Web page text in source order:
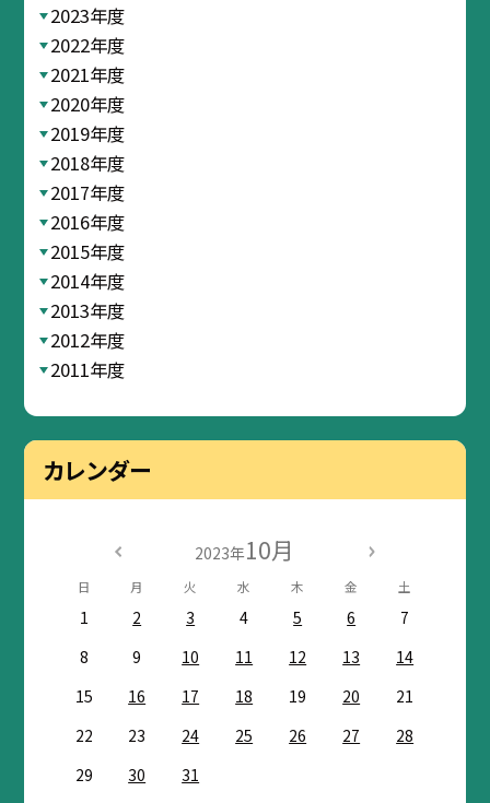
2023年度
2022年度
2021年度
2020年度
2019年度
2018年度
2017年度
2016年度
2015年度
2014年度
2013年度
2012年度
2011年度
カレンダー
2023年10月
日 月 火 水 木 金 土
1 2 3 4 5 6
7
8
9 10 11 12 13
14
15
16 17 18 19 20
21
22
23 24 25 26 27
28
29
30 31